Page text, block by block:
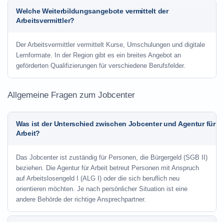
Welche Weiterbildungsangebote vermittelt der
Arbeitsvermittler?
Der Arbeitsvermittler vermittelt Kurse, Umschulungen und digitale
Lernformate. In der Region gibt es ein breites Angebot an
geförderten Qualifizierungen für verschiedene Berufsfelder.
Allgemeine Fragen zum Jobcenter
Was ist der Unterschied zwischen Jobcenter und Agentur für
Arbeit?
Das Jobcenter ist zuständig für Personen, die Bürgergeld (SGB II)
beziehen. Die Agentur für Arbeit betreut Personen mit Anspruch
auf Arbeitslosengeld I (ALG I) oder die sich beruflich neu
orientieren möchten. Je nach persönlicher Situation ist eine
andere Behörde der richtige Ansprechpartner.